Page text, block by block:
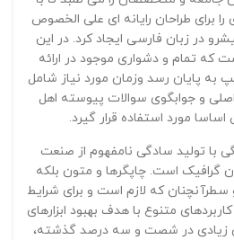
برای طراحان رایانه ای علی الخصوص
در زبان فارسی ایجاد کرد. در این
که تمام و دشواری موجود در ارائه
به پایان رسد وزمان مورد نیاز شامل
و جوابگوی سوالات پیوسته اهل
مورد استفاده قرار گیرد.
با تولید سادگی نامفهوم از صنعت
گرافیک است. چاپگرها و متون بلکه
که لازم است و برای شرایط
متنوع با هدف بهبود ابزارهای
زیادی در شصت و سه درصد گذشته،